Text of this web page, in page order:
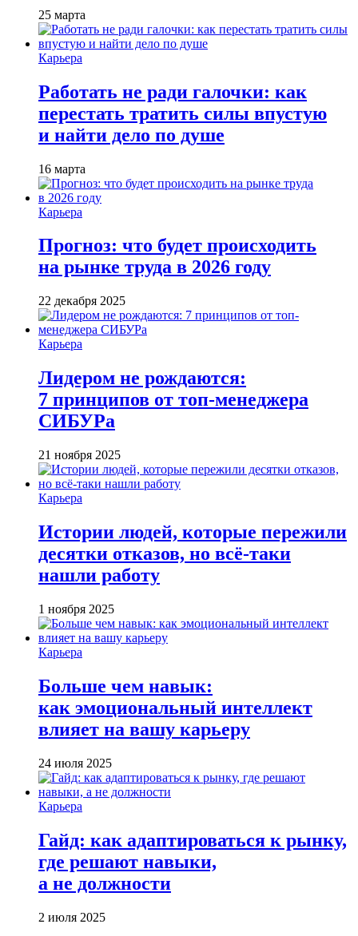
25 марта
Карьера
Работать не ради галочки: как
перестать тратить силы впустую
и найти дело по душе
16 марта
Карьера
Прогноз: что будет происходить
на рынке труда в 2026 году
22 декабря 2025
Карьера
Лидером не рождаются:
7 принципов от топ-менеджера
СИБУРа
21 ноября 2025
Карьера
Истории людей, которые пережили
десятки отказов, но всё-таки
нашли работу
1 ноября 2025
Карьера
Больше чем навык:
как эмоциональный интеллект
влияет на вашу карьеру
24 июля 2025
Карьера
Гайд: как адаптироваться к рынку,
где решают навыки,
а не должности
2 июля 2025